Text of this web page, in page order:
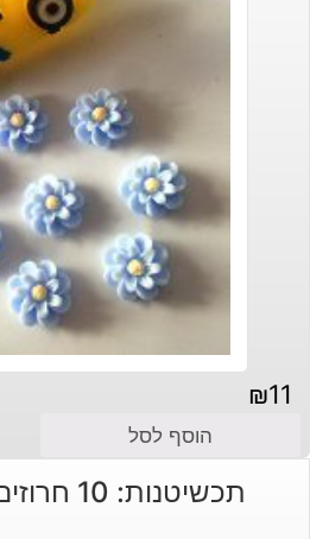
₪11
הוסף לסל
תכשיטנות: 10 חרוזים מוזהב 8 מ"מ